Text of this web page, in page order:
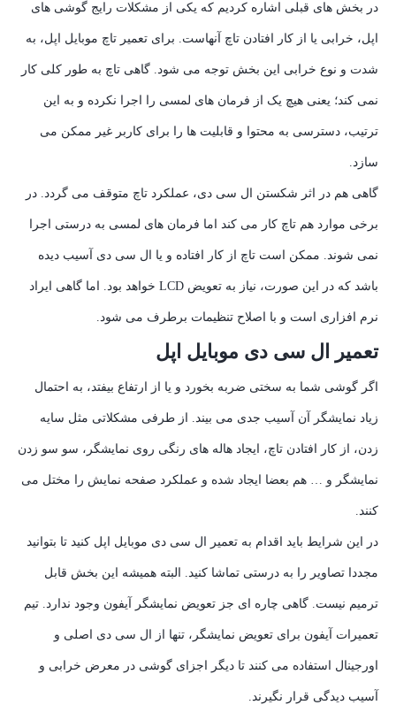
در بخش های قبلی اشاره کردیم که یکی از مشکلات رایج گوشی های
اپل، خرابی یا از کار افتادن تاچ آنهاست. برای تعمیر تاچ موبایل اپل، به
شدت و نوع خرابی این بخش توجه می شود. گاهی تاچ به طور کلی کار
نمی کند؛ یعنی هیچ یک از فرمان های لمسی را اجرا نکرده و به این
ترتیب، دسترسی به محتوا و قابلیت ها را برای کاربر غیر ممکن می
سازد.
گاهی هم در اثر شکستن ال سی دی، عملکرد تاچ متوقف می گردد. در
برخی موارد هم تاچ کار می کند اما فرمان های لمسی به درستی اجرا
نمی شوند. ممکن است تاچ از کار افتاده و یا ال سی دی آسیب دیده
باشد که در این صورت، نیاز به تعویض LCD خواهد بود. اما گاهی ایراد
نرم افزاری است و با اصلاح تنظیمات برطرف می شود.
تعمیر ال سی دی موبایل اپل
اگر گوشی شما به سختی ضربه بخورد و یا از ارتفاع بیفتد، به احتمال
زیاد نمایشگر آن آسیب جدی می بیند. از طرفی مشکلاتی مثل سایه
زدن، از کار افتادن تاچ، ایجاد هاله های رنگی روی نمایشگر، سو سو زدن
نمایشگر و … هم بعضا ایجاد شده و عملکرد صفحه نمایش را مختل می
کنند.
در این شرایط باید اقدام به تعمیر ال سی دی موبایل اپل کنید تا بتوانید
مجددا تصاویر را به درستی تماشا کنید. البته همیشه این بخش قابل
ترمیم نیست. گاهی چاره ای جز تعویض نمایشگر آیفون وجود ندارد. تیم
تعمیرات آیفون برای تعویض نمایشگر، تنها از ال سی دی اصلی و
اورجینال استفاده می کنند تا دیگر اجزای گوشی در معرض خرابی و
آسیب دیدگی قرار نگیرند.